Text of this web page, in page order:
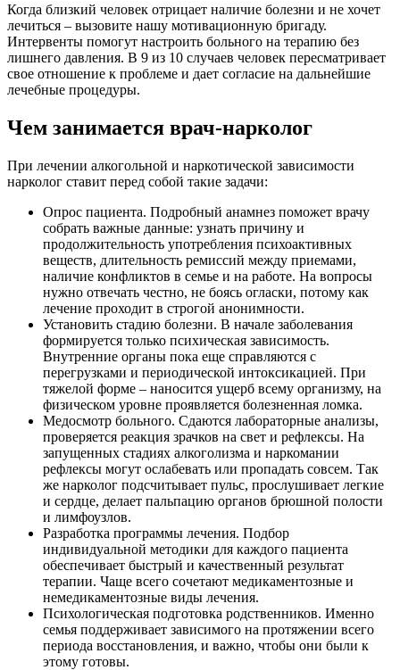
Когда близкий человек отрицает наличие болезни и не хочет
лечиться – вызовите нашу мотивационную бригаду.
Интервенты помогут настроить больного на терапию без
лишнего давления. В 9 из 10 случаев человек пересматривает
свое отношение к проблеме и дает согласие на дальнейшие
лечебные процедуры.
Чем занимается врач-нарколог
При лечении алкогольной и наркотической зависимости
нарколог ставит перед собой такие задачи:
Опрос пациента. Подробный анамнез поможет врачу
собрать важные данные: узнать причину и
продолжительность употребления психоактивных
веществ, длительность ремиссий между приемами,
наличие конфликтов в семье и на работе. На вопросы
нужно отвечать честно, не боясь огласки, потому как
лечение проходит в строгой анонимности.
Установить стадию болезни. В начале заболевания
формируется только психическая зависимость.
Внутренние органы пока еще справляются с
перегрузками и периодической интоксикацией. При
тяжелой форме – наносится ущерб всему организму, на
физическом уровне проявляется болезненная ломка.
Медосмотр больного. Сдаются лабораторные анализы,
проверяется реакция зрачков на свет и рефлексы. На
запущенных стадиях алкоголизма и наркомании
рефлексы могут ослабевать или пропадать совсем. Так
же нарколог подсчитывает пульс, прослушивает легкие
и сердце, делает пальпацию органов брюшной полости
и лимфоузлов.
Разработка программы лечения. Подбор
индивидуальной методики для каждого пациента
обеспечивает быстрый и качественный результат
терапии. Чаще всего сочетают медикаментозные и
немедикаментозные виды лечения.
Психологическая подготовка родственников. Именно
семья поддерживает зависимого на протяжении всего
периода восстановления, и важно, чтобы они были к
этому готовы.